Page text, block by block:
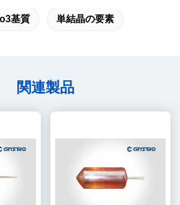
基質 単結晶の要素
関連製品